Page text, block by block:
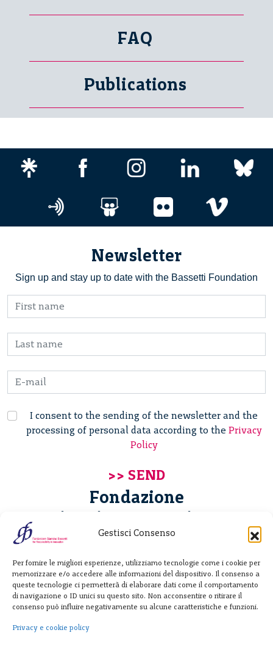
Gestisci Consenso
Per fornire le migliori esperienze, utilizziamo tecnologie come i cookie per
memorizzare e/o accedere alle informazioni del dispositivo. Il consenso a
queste tecnologie ci permetterà di elaborare dati come il comportamento
di navigazione o ID unici su questo sito. Non acconsentire o ritirare il
consenso può influire negativamente su alcune caratteristiche e funzioni.
Privacy e cookie policy
FAQ
Publications
Newsletter
Sign up and stay up to date with the Bassetti Foundation
I consent to the sending of the newsletter and the
processing of personal data according to the Privacy
Policy
Fondazione
Giannino Bassetti ETS
20122 Milano - Italia
T. +39 02 781933
F. + 39 02 76392030
info@fondazionebassetti.org